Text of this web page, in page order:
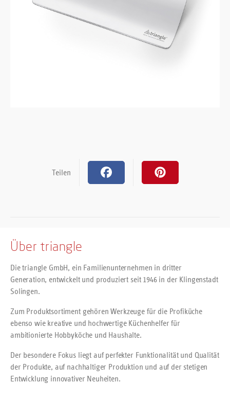
Teilen
Über triangle
Die triangle GmbH, ein Familienunternehmen in dritter
Generation, entwickelt und produziert seit 1946 in der Klingenstadt
Solingen.
Zum Produktsortiment gehören Werkzeuge für die Profiküche
ebenso wie kreative und hochwertige Küchenhelfer für
ambitionierte Hobbyköche und Haushalte.
Der besondere Fokus liegt auf perfekter Funktionalität und Qualität
der Produkte, auf nachhaltiger Produktion und auf der stetigen
Entwicklung innovativer Neuheiten.